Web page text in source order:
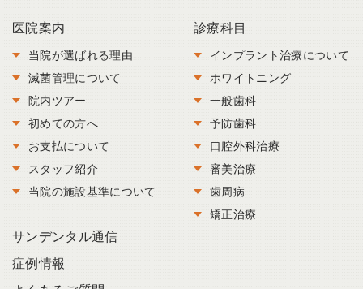
医院案内
当院が選ばれる理由
滅菌管理について
院内ツアー
初めての方へ
お支払について
スタッフ紹介
当院の施設基準について
診療科目
インプラント治療について
ホワイトニング
一般歯科
予防歯科
口腔外科治療
審美治療
歯周病
矯正治療
サンデンタル通信
症例情報